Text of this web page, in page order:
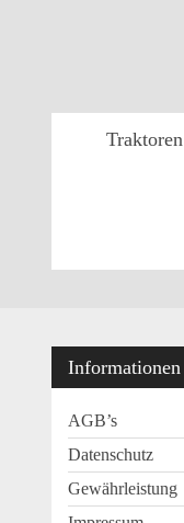
Traktoren
Informationen
AGB’s
Datenschutz
Gewährleistung